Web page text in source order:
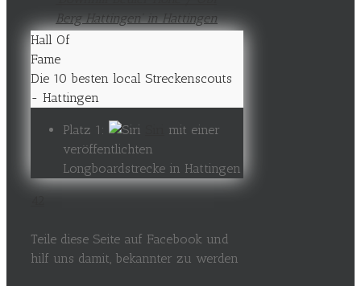
Hall Of
Fame
Die 10 besten local Streckenscouts
- Hattingen
Platz 1:
mit einer
veröffentlichten
Longboardstrecke in Hattingen
Teile diese Seite auf Facebook und
hilf uns damit, bekannter zu werden